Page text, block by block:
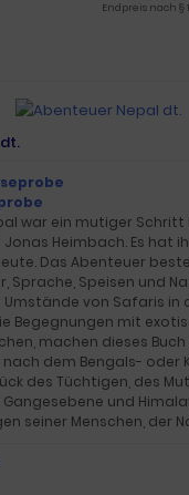
Endpreis nach §
war ein mutiger Schritt
Heimbach. Es hat
Das Abenteuer
Sprache, Speisen und
Umstände von Safaris in
Begegnungen mit
machen dieses
dem Bengals- oder
des Tüchtigen, des
Gangesebene und
seiner Menschen, der